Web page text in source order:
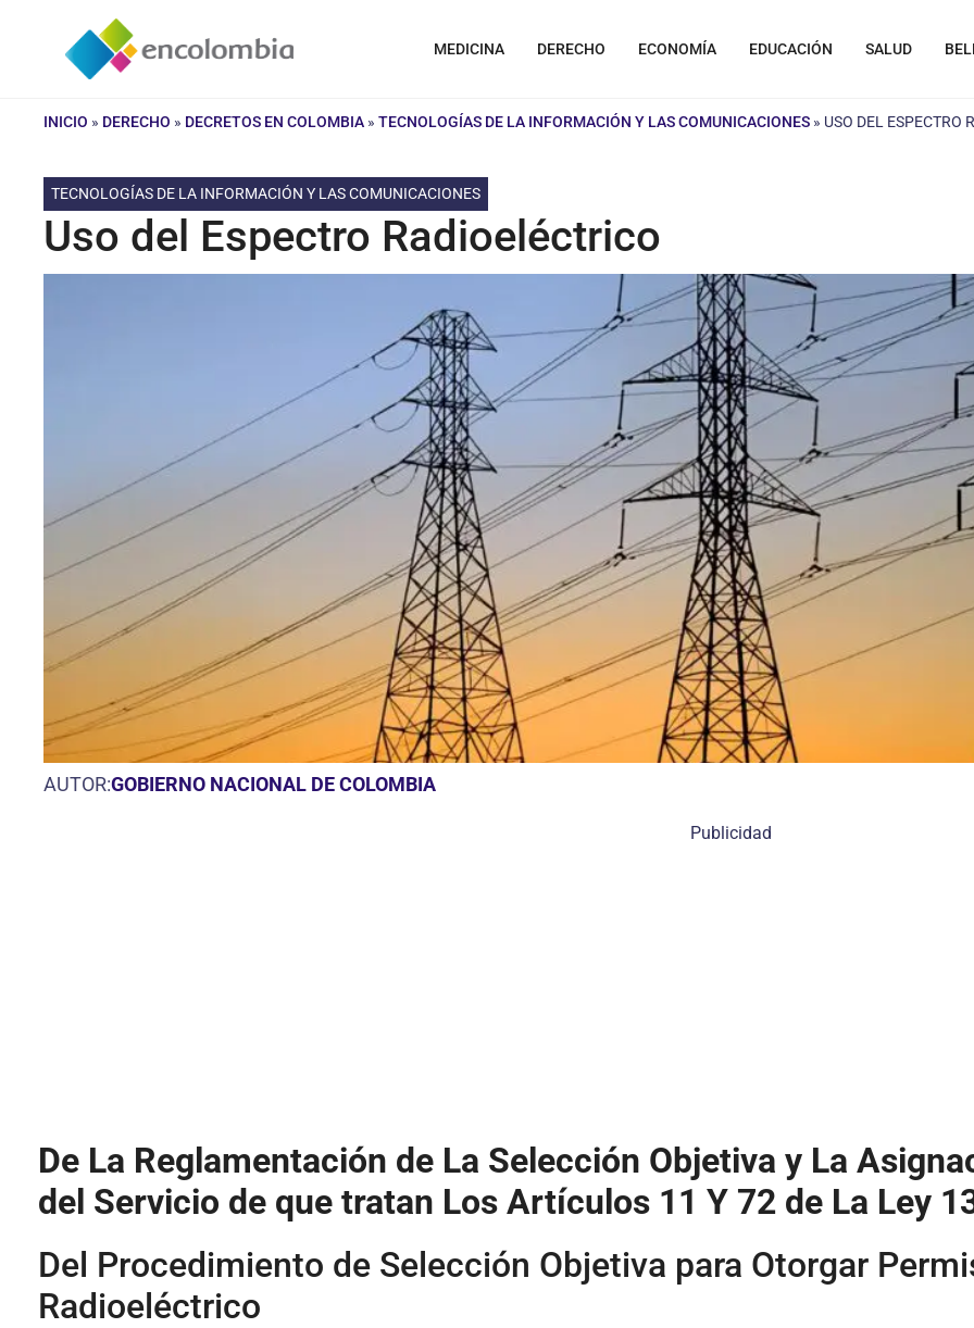
contenido
MEDICINA DERECHO ECONOMÍA EDUCACIÓN SALUD
INICIO » DERECHO » DECRETOS EN COLOMBIA » TECNOLOGÍAS DE LA INFORMACIÓN Y LAS COMUNICACIONES » USO DEL ESPECTRO
TECNOLOGÍAS DE LA INFORMACIÓN Y LAS COMUNICACIONES
Uso del Espectro Radioeléctrico
AUTOR:GOBIERNO NACIONAL DE COLOMBIA
Publicidad
De La Reglamentación de La Selección Objetiva y La
del Servicio de que tratan Los Artículos 11 Y 72 de La Ley
Del Procedimiento de Selección Objetiva para Otorgar
Radioeléctrico